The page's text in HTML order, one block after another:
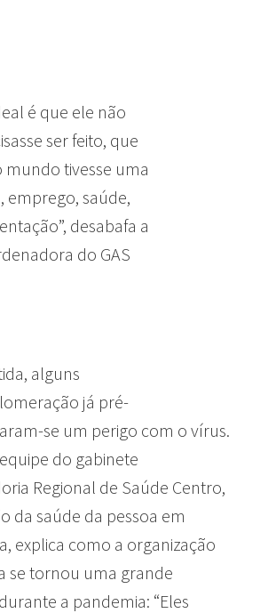
é que ele não
ser feito, que
mundo tivesse uma
emprego, saúde,
desabafa a
do GAS
alguns
já pré-
se um perigo com o vírus.
do gabinete
Regional de Saúde Centro,
da saúde da pessoa em
explica como a organização
se tornou uma grande
a pandemia: “Eles